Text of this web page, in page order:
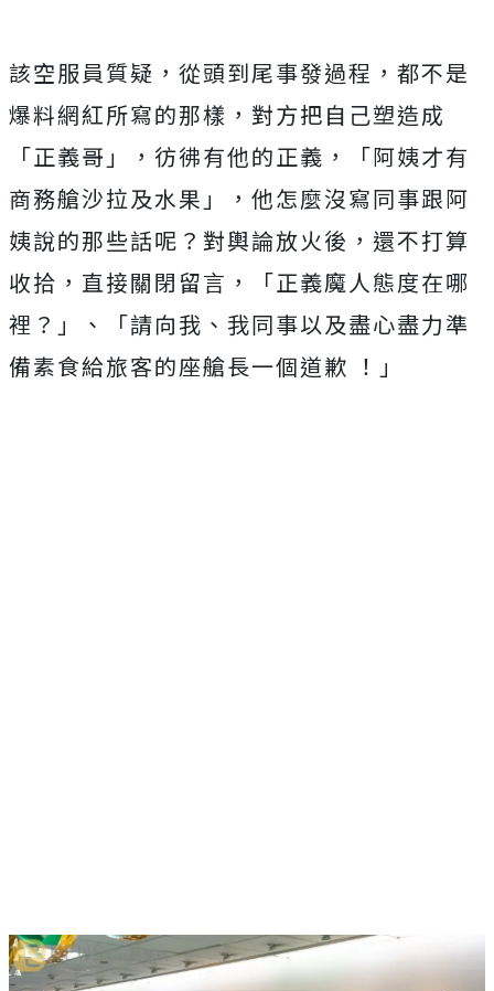
該空服員質疑，從頭到尾事發過程，都不是
爆料網紅所寫的那樣，對方把自己塑造成
「正義哥」，彷彿有他的正義，「阿姨才有
商務艙沙拉及水果」，他怎麼沒寫同事跟阿
姨說的那些話呢？對輿論放火後，還不打算
收拾，直接關閉留言，「正義魔人態度在哪
裡？」、「請向我、我同事以及盡心盡力準
備素食給旅客的座艙長一個道歉 ！」